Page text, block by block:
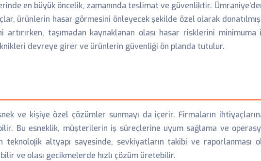
en büyük öncelik, zamanında teslimat ve güvenliktir.
ürünlerin hasar görmesini önleyecek şekilde özel olarak
taşımadan kaynaklanan olası hasar risklerini
devreye girer ve ürünlerin güvenliği ön planda tutulur.
ve kişiye özel çözümler sunmayı da içerir. Firmaların
Bu esneklik, müşterilerin iş süreçlerine uyum sağlama ve
teknolojik altyapı sayesinde, sevkiyatların takibi ve
ve olası gecikmelerde hızlı çözüm üretebilir.